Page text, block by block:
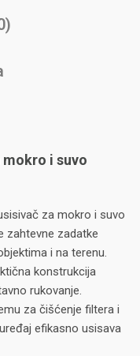
mokro i suvo
za mokro i suvo
zahtevne zadatke
i na terenu.
konstrukcija
rukovanje.
za čišćenje filtera i
efikasno usisava